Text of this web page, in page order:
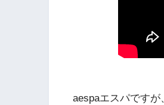
aespaエスパです